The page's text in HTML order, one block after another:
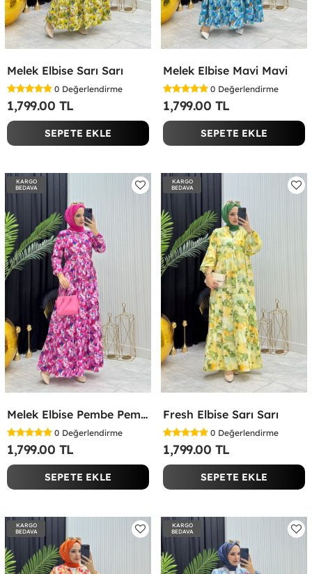
Melek Elbise Sarı Sarı
0 Değerlendirme
1,799.00 TL
SEPETE EKLE
Melek Elbise Mavi Mavi
0 Değerlendirme
1,799.00 TL
SEPETE EKLE
KARGO
BEDAVA
Melek Elbise Pembe Pembe
0 Değerlendirme
1,799.00 TL
SEPETE EKLE
KARGO
BEDAVA
Fresh Elbise Sarı Sarı
0 Değerlendirme
1,799.00 TL
SEPETE EKLE
KARGO
BEDAVA
KARGO
BEDAVA